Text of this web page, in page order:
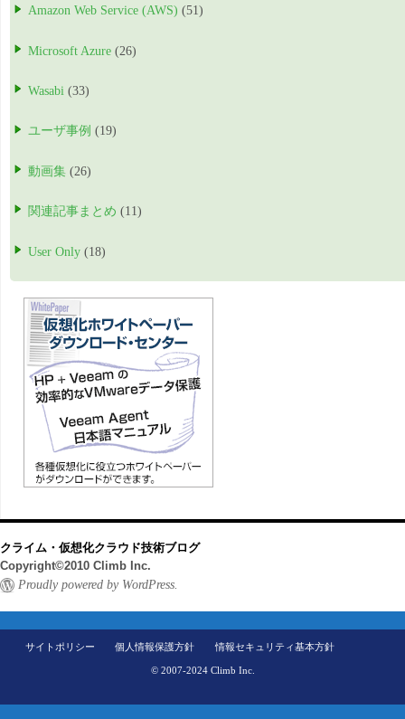
Amazon Web Service (AWS) (51)
Microsoft Azure (26)
Wasabi (33)
ユーザ事例 (19)
動画集 (26)
関連記事まとめ (11)
User Only (18)
クライム・仮想化クラウド技術ブログ
Copyright©2010 Climb Inc.
Proudly powered by WordPress.
サイトポリシー 個人情報保護方針 情報セキュリティ基本方針
© 2007-2024 Climb Inc.